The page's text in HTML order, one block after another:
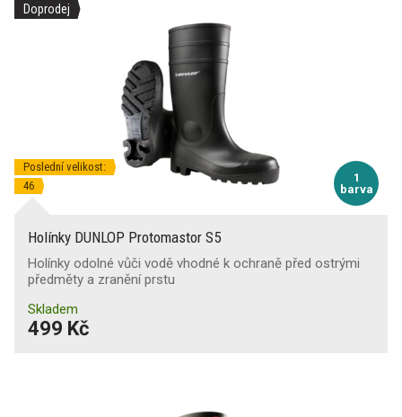
Doprodej
1
barva
Poslední velikost:
46
Holínky DUNLOP Protomastor S5
Holínky odolné vůči vodě vhodné k ochraně před ostrými
předměty a zranění prstu
Skladem
499 Kč